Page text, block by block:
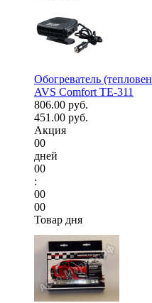
Обогреватель
AVS Comfort TE-311
806.00 руб.
451.00 руб.
Акция
00
дней
00
:
00
00
Товар дня